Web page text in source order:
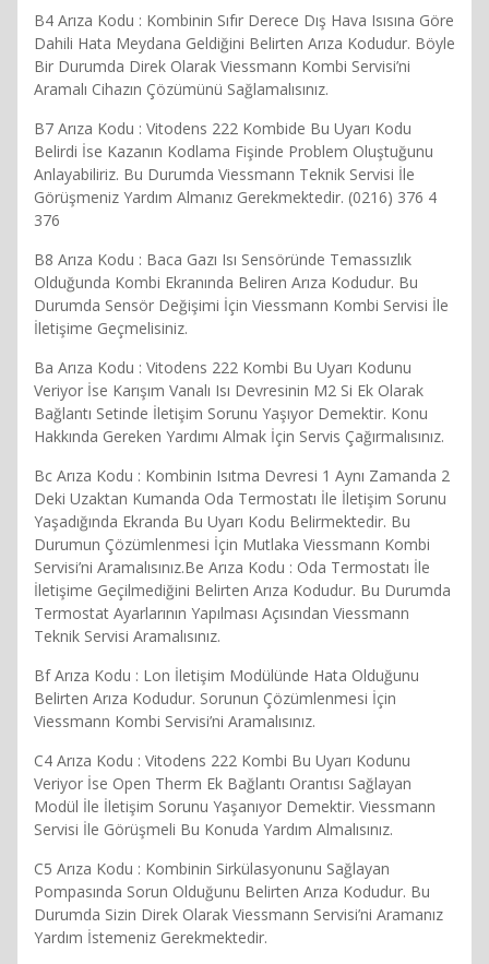
B4 Arıza Kodu : Kombinin Sıfır Derece Dış Hava Isısına Göre
Dahili Hata Meydana Geldiğini Belirten Arıza Kodudur. Böyle
Bir Durumda Direk Olarak Viessmann Kombi Servisi’ni
Aramalı Cihazın Çözümünü Sağlamalısınız.
B7 Arıza Kodu : Vitodens 222 Kombide Bu Uyarı Kodu
Belirdi İse Kazanın Kodlama Fişinde Problem Oluştuğunu
Anlayabiliriz. Bu Durumda Viessmann Teknik Servisi İle
Görüşmeniz Yardım Almanız Gerekmektedir. (0216) 376 4
376
B8 Arıza Kodu : Baca Gazı Isı Sensöründe Temassızlık
Olduğunda Kombi Ekranında Beliren Arıza Kodudur. Bu
Durumda Sensör Değişimi İçin Viessmann Kombi Servisi İle
İletişime Geçmelisiniz.
Ba Arıza Kodu : Vitodens 222 Kombi Bu Uyarı Kodunu
Veriyor İse Karışım Vanalı Isı Devresinin M2 Si Ek Olarak
Bağlantı Setinde İletişim Sorunu Yaşıyor Demektir. Konu
Hakkında Gereken Yardımı Almak İçin Servis Çağırmalısınız.
Bc Arıza Kodu : Kombinin Isıtma Devresi 1 Aynı Zamanda 2
Deki Uzaktan Kumanda Oda Termostatı İle İletişim Sorunu
Yaşadığında Ekranda Bu Uyarı Kodu Belirmektedir. Bu
Durumun Çözümlenmesi İçin Mutlaka Viessmann Kombi
Servisi’ni Aramalısınız.Be Arıza Kodu : Oda Termostatı İle
İletişime Geçilmediğini Belirten Arıza Kodudur. Bu Durumda
Termostat Ayarlarının Yapılması Açısından Viessmann
Teknik Servisi Aramalısınız.
Bf Arıza Kodu : Lon İletişim Modülünde Hata Olduğunu
Belirten Arıza Kodudur. Sorunun Çözümlenmesi İçin
Viessmann Kombi Servisi’ni Aramalısınız.
C4 Arıza Kodu : Vitodens 222 Kombi Bu Uyarı Kodunu
Veriyor İse Open Therm Ek Bağlantı Orantısı Sağlayan
Modül İle İletişim Sorunu Yaşanıyor Demektir. Viessmann
Servisi İle Görüşmeli Bu Konuda Yardım Almalısınız.
C5 Arıza Kodu : Kombinin Sirkülasyonunu Sağlayan
Pompasında Sorun Olduğunu Belirten Arıza Kodudur. Bu
Durumda Sizin Direk Olarak Viessmann Servisi’ni Aramanız
Yardım İstemeniz Gerekmektedir.